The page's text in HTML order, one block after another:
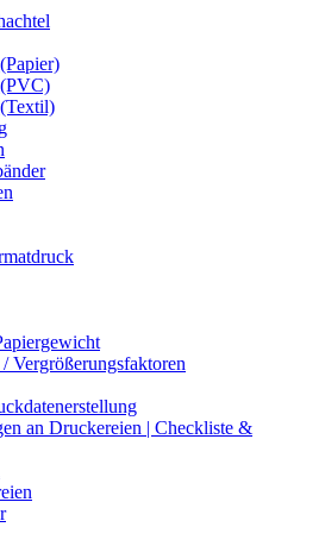
(PVC)
Vergrößerungsfaktoren
an Druckereien | Checkliste &